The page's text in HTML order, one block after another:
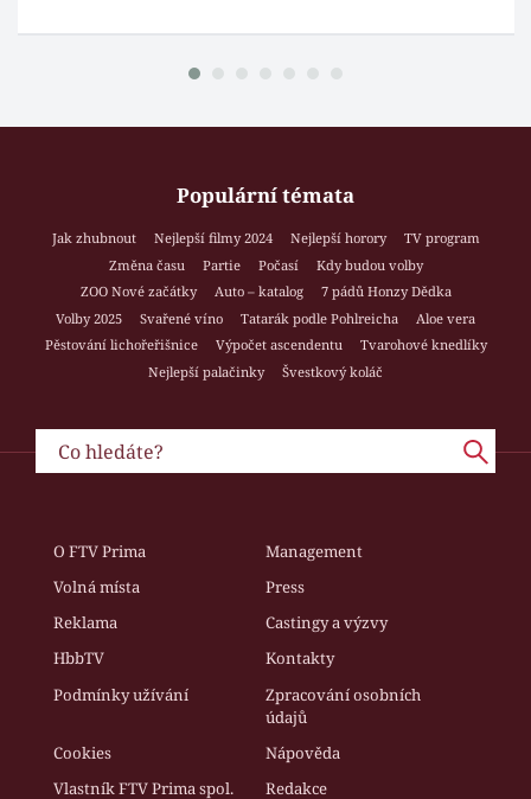
Populární témata
Jak zhubnout Nejlepší filmy 2024 Nejlepší horory
TV program
Změna času
Partie Počasí
Kdy budou volby
ZOO Nové začátky
Auto – katalog
7 pádů Honzy Dědka
Volby 2025
Svařené víno Tatarák podle Pohlreicha
Aloe vera
Pěstování lichořeřišnice
Výpočet ascendentu
Tvarohové knedlíky
Nejlepší palačinky
Švestkový koláč
O FTV Prima
Management
Volná místa
Press
Reklama
Castingy a výzvy
HbbTV
Kontakty
Podmínky užívání
Zpracování osobních
údajů
Cookies
Nápověda
Vlastník FTV Prima spol.
Redakce